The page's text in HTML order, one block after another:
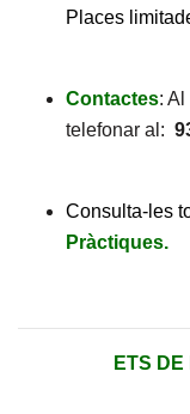
Places
Contactes: Al
telefonar al:
Consulta-les
Pràctiques.
ETS